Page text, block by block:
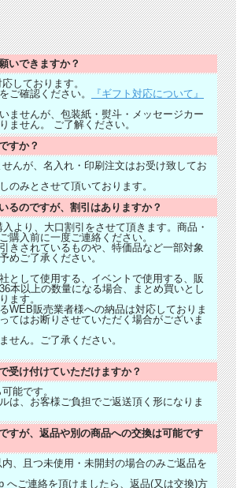
いできますか？
しております。
ご確認ください。
『ギフト対応について』
ませんが、包装紙・熨斗・メッセージカー
ません。 ご了解ください。
すか？
んが、名入れ・印刷注文はお受け致してお
のみとさせて頂いております。
るのですが、割引はありますか？
より、大口割引をさせて頂きます。商品・
購入前に一度ご連絡ください。
きされているものや、特価品など一部対象
めご了承ください。
として使用する、イベントで使用する、販
本以上の数量になる場合、まとめ買いとし
ます。
WEB販売業者様への納品は対応しておりま
てはお断りさせていただく場合がございま
せん。ご了承ください。
受け付けていただけますか？
能です。
は、お客様ご負担でご返送頂く形になりま
すが、返品や別の商品への交換は可能です
、且つ未使用・未開封の場合のみご返品を
へご連絡を頂けましたら、返品(又は交換)方